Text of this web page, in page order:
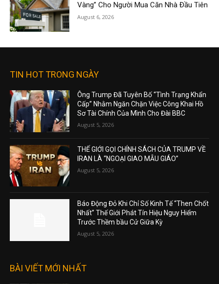
Vàng” Cho Người Mua Căn Nhà Đầu Tiên
August 6, 2026
TIN HOT TRONG NGÀY
Ông Trump Đã Tuyên Bố “Tình Trạng Khẩn
Cấp” Nhằm Ngăn Chặn Việc Công Khai Hồ
Sơ Tài Chính Của Mình Cho Đài BBC
August 5, 2026
THẾ GIỚI GỌI CHÍNH SÁCH CỦA TRUMP VỀ
IRAN LÀ “NGOẠI GIAO MẪU GIÁO”
August 5, 2026
Báo Động Đỏ Khi Chỉ Số Kinh Tế “Then Chốt
Nhất” Thế Giới Phát Tín Hiệu Nguy Hiểm
Trước Thềm bầu Cử Giữa Kỳ
August 5, 2026
BÀI VIẾT MỚI NHẤT